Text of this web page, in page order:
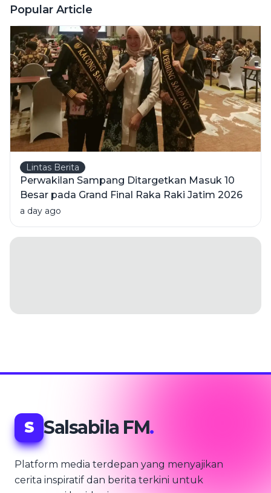
Jatim 2026
Popular Article
Lintas Berita
Perwakilan Sampang Ditargetkan Masuk 10
Besar pada Grand Final Raka Raki Jatim 2026
a day ago
S Salsabila FM.
Platform media terdepan yang menyajikan
cerita inspiratif dan berita terkini untuk